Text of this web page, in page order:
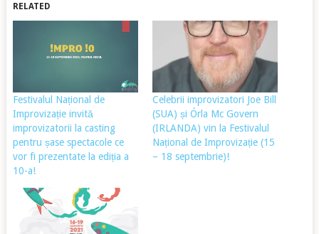
RELATED
Festivalul Național de
Improvizație invită
improvizatorii la casting
pentru șase spectacole ce
vor fi prezentate la ediția a
10-a!
Celebrii improvizatori Joe Bill
(SUA) și Órla Mc Govern
(IRLANDA) vin la Festivalul
Național de Improvizație (15
– 18 septembrie)!